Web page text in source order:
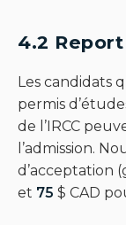
4.2
Les candidats
permis
de l’IRCC
l’admission.
d’acceptation
et 75 $ CAD